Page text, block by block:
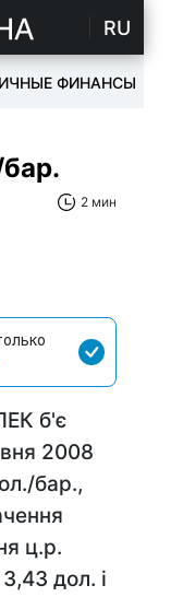
RU
ФИНАНСЫ
2 мин
б'є
2008
бар.,
ц.р.
дол. і